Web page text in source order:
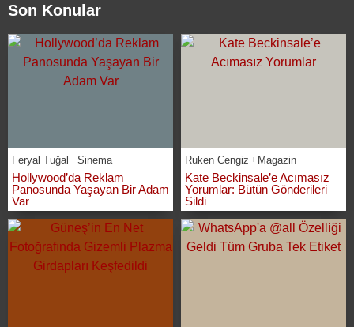
Son Konular
Feryal Tuğal Sinema
Hollywood’da Reklam
Panosunda Yaşayan Bir Adam
Var
Ruken Cengiz Magazin
Kate Beckinsale’e Acımasız
Yorumlar: Bütün Gönderileri
Sildi